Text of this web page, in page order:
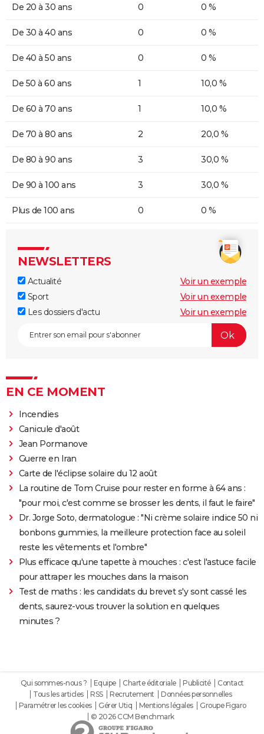
De 20 à 30 ans 0 0 %
De 30 à 40 ans 0 0 %
De 40 à 50 ans 0 0 %
De 50 à 60 ans 1 10,0 %
De 60 à 70 ans 1 10,0 %
De 70 à 80 ans 2 20,0 %
De 80 à 90 ans 3 30,0 %
De 90 à 100 ans 3 30,0 %
Plus de 100 ans 0 0 %
NEWSLETTERS
Actualité
Voir un exemple
Sport
Voir un exemple
Les dossiers d'actu
Voir un exemple
EN CE MOMENT
Incendies
Canicule d'août
Jean Pormanove
Guerre en Iran
Carte de l'éclipse solaire du 12 août
La routine de Tom Cruise pour rester en forme à 64 ans :
"pour moi, c'est comme se brosser les dents, il faut le faire"
Dr. Jorge Soto, dermatologue : "Ni crème solaire indice 50 ni
bonbons gummies, la meilleure protection face au soleil
reste les vêtements et l'ombre"
Plus efficace qu'une tapette à mouches : c'est l'astuce facile
pour attraper les mouches dans la maison
Test de maths : les candidats du brevet s'y sont cassé les
dents, saurez-vous trouver la solution en quelques
minutes ?
Qui sommes-nous ? Equipe Charte éditoriale Publicité
Contact
Tous les articles
RSS Recrutement
Données personnelles
Paramétrer les cookies
Gérer Utiq Mentions légales
Groupe Figaro
© 2026 CCM Benchmark